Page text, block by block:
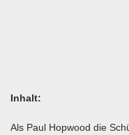
Inhalt:
Als Paul Hopwood die